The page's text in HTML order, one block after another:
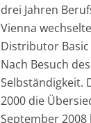
drei Jahren
Vienna
Distributor
Nach Besuch
Selbständigkeit.
2000 die
September